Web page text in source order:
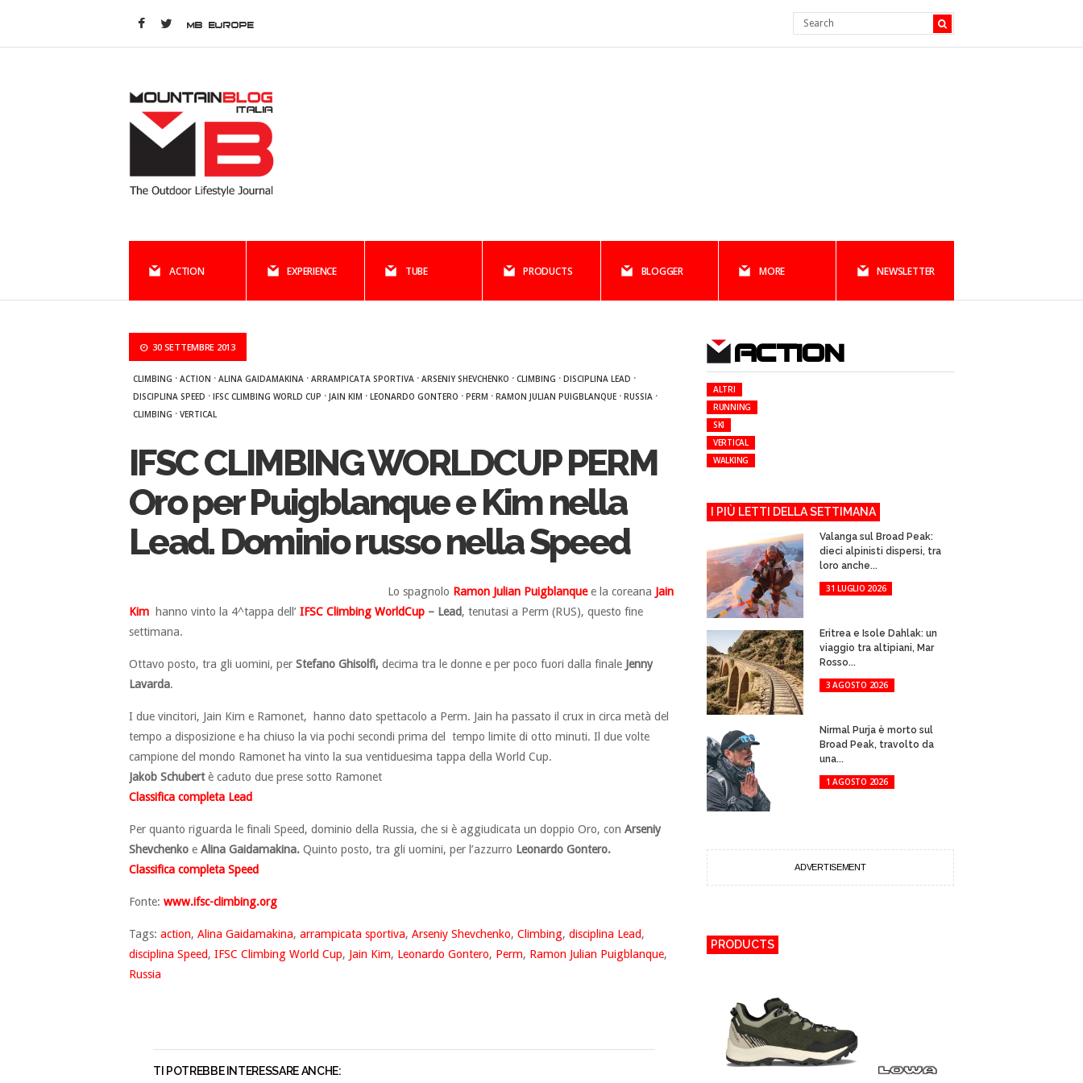
MB EUROPE
ACTION EXPERIENCE TUBE PRODUCTS BLOGGER MORE NEWSLETTER
30 SETTEMBRE 2013
CLIMBING · ACTION · ALINA GAIDAMAKINA · ARRAMPICATA SPORTIVA · ARSENIY SHEVCHENKO · CLIMBING · DISCIPLINA LEAD ·
DISCIPLINA SPEED · IFSC CLIMBING WORLD CUP · JAIN KIM · LEONARDO GONTERO · PERM · RAMON JULIAN PUIGBLANQUE · RUSSIA ·
CLIMBING · VERTICAL
IFSC CLIMBING WORLDCUP PERM
Oro per Puigblanque e Kim nella
Lead. Dominio russo nella Speed
Lo spagnolo Ramon Julian Puigblanquee la coreana Jain
Kim
hanno vinto la 4^tappa dell’ IFSC Climbing WorldCup – Lead, tenutasi a Perm (RUS), questo fine
settimana.
Ottavo posto, tra gli uomini, per Stefano Ghisolfi, decima tra le donne e per poco fuori dalla finale Jenny
Lavarda.
I due vincitori, Jain Kim e Ramonet, hanno dato spettacolo a Perm. Jain ha passato il crux in circa metà del
tempo a disposizione e ha chiuso la via pochi secondi prima del tempo limite di otto minuti. Il due volte
campione del mondo Ramonet ha vinto la sua ventiduesima tappa della World Cup.
Jakob Schubertè caduto due prese sotto Ramonet
Classifica completa Lead
Per quanto riguarda le finali Speed, dominio della Russia, che si è aggiudicata un doppio Oro, con Arseniy
Shevchenko e Alina Gaidamakina. Quinto posto, tra gli uomini, per l’azzurro Leonardo Gontero.
Classifica completa Speed
Fonte: www.ifsc-climbing.org
Tags: action, Alina Gaidamakina, arrampicata sportiva, Arseniy Shevchenko, Climbing, disciplina Lead,
disciplina Speed, IFSC Climbing World Cup, Jain Kim, Leonardo Gontero, Perm, Ramon Julian Puigblanque,
Russia
TI POTREBBE INTERESSARE ANCHE:
ACTION
ALTRI
RUNNING
SKI
VERTICAL
WALKING
I PIÙ LETTI DELLA SETTIMANA
Valanga sul Broad Peak:
dieci alpinisti dispersi, tra
loro anche...
31 LUGLIO 2026
Eritrea e Isole Dahlak: un
viaggio tra altipiani, Mar
Rosso...
3 AGOSTO 2026
Nirmal Purja è morto sul
Broad Peak, travolto da
una...
1 AGOSTO 2026
ADVERTISEMENT
PRODUCTS